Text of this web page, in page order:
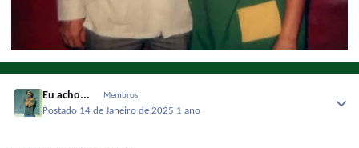
Eu acho... Membros
Postado 14 de Janeiro de 2025 1 ano